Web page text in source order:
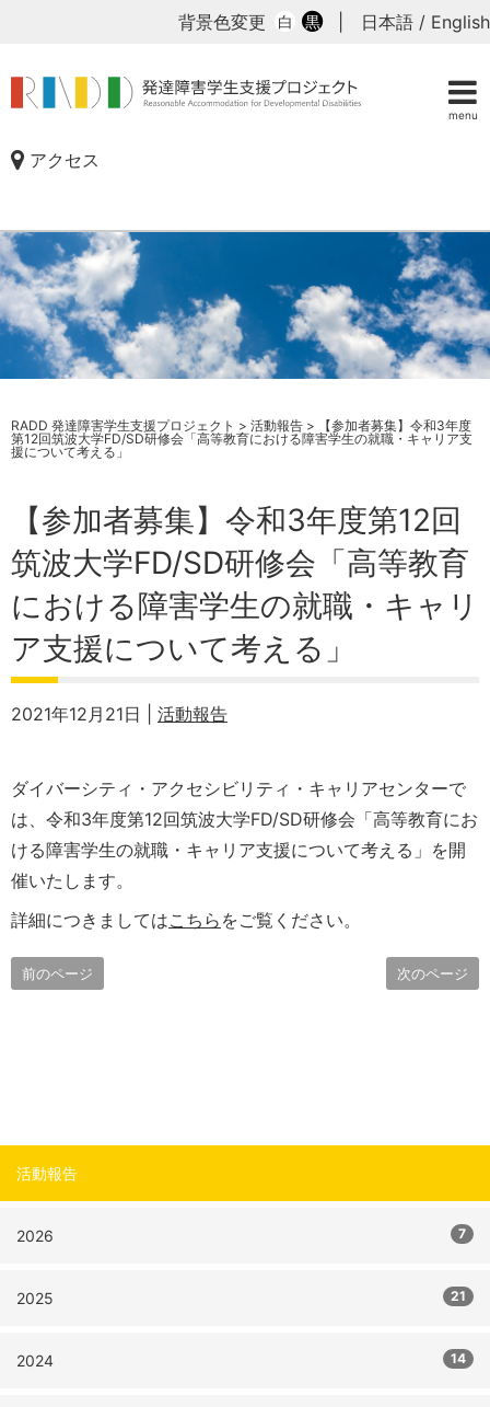
menu
背景色変更 白 黒 日本語 / English
アクセス
RADD 発達障害学生支援プロジェクト > 活動報告 >
【参加者募集】令和3年度
第12回筑波大学FD/SD研修会「高等教育における障害学生の就職・キャリア支
援について考える」
【参加者募集】令和3年度第12回
筑波大学FD/SD研修会「高等教育
における障害学生の就職・キャリ
ア支援について考える」
2021年12月21日 | 活動報告
ダイバーシティ・アクセシビリティ・キャリアセンターで
は、令和3年度第12回筑波大学FD/SD研修会「高等教育にお
ける障害学生の就職・キャリア支援について考える」を開
催いたします。
詳細につきましてはこちら をご覧ください。
前のページ 次のページ
活動報告
2026 7
2025 21
2024 14